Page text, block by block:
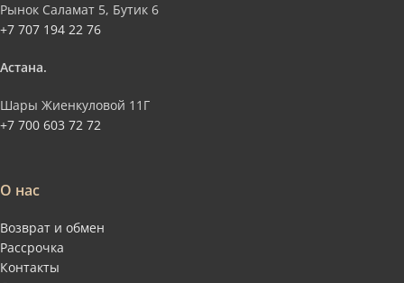
Рынок Саламат 5, Бутик 6
+7 707 194 22 76
Астана.
Шары Жиенкуловой 11Г
+7 700 603 72 72
О нас
Возврат и обмен
Рассрочка
Контакты